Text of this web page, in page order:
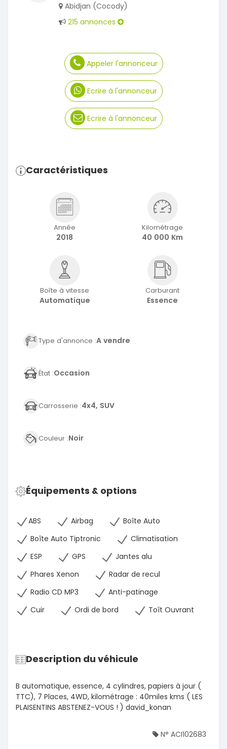
Abidjan (Cocody)
215 annonces
Appeler l'annonceur
Ecrire à l'annonceur
Ecrire à l'annonceur
Caractéristiques
Année
2018
Kilométrage
40 000 Km
Boîte à vitesse
Automatique
Carburant
Essence
Type d'annonce :A vendre
État :Occasion
Carrosserie :4x4, SUV
Couleur :Noir
Équipements & options
ABS Airbag
Boîte Auto
Boîte Auto Tiptronic
Climatisation
ESP
GPS
Jantes alu
Phares Xenon
Radar de recul
Radio CD MP3
Anti-patinage
Cuir
Ordi de bord Toît Ouvrant
Description du véhicule
B automatique, essence, 4 cylindres, papiers à jour (
TTC), 7 Places, 4WD, kilométrage : 40miles kms ( LES
PLAISENTINS ABSTENEZ-VOUS ! ) david_konan
N° ACI102683